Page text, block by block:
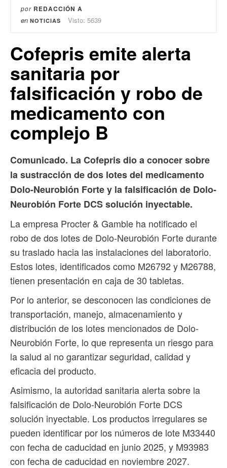
por REDACCIÓN A
en NOTICIAS Visto: 5639
Cofepris emite alerta
sanitaria por
falsificación y robo de
medicamento con
complejo B
Comunicado. La Cofepris dio a conocer sobre
la sustracción de dos lotes del medicamento
Dolo-Neurobión Forte y la falsificación de Dolo-
Neurobión Forte DCS solución inyectable.
La empresa Procter & Gamble ha notificado el
robo de dos lotes de Dolo-Neurobión Forte durante
su traslado hacia las instalaciones del laboratorio.
Estos lotes, identificados como M26792 y M26788,
tienen presentación en caja de 30 tabletas.
Por lo anterior, se desconocen las condiciones de
transportación, manejo, almacenamiento y
distribución de los lotes mencionados de Dolo-
Neurobión Forte, lo que representa un riesgo para
la salud al no garantizar seguridad, calidad y
eficacia del producto.
Asimismo, la autoridad sanitaria alerta sobre la
falsificación de Dolo-Neurobión Forte DCS
solución inyectable. Los productos irregulares se
pueden identificar por los números de lote M33440
con fecha de caducidad en junio 2025, y M93983
con fecha de caducidad en noviembre 2027.